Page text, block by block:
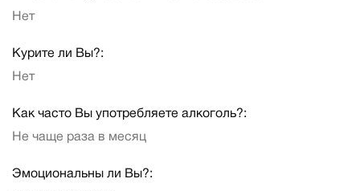
Нет
Курите ли Вы?:
Нет
Как часто Вы употребляете алкоголь?:
Не чаще раза в месяц
Эмоциональны ли Вы?: